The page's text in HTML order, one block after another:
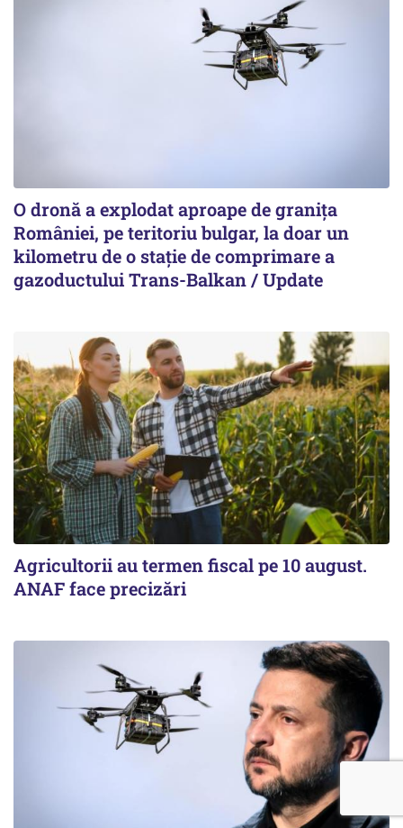
O dronă a explodat aproape de granița
României, pe teritoriu bulgar, la doar un
kilometru de o stație de comprimare a
gazoductului Trans-Balkan / Update
Agricultorii au termen fiscal pe 10 august.
ANAF face precizări